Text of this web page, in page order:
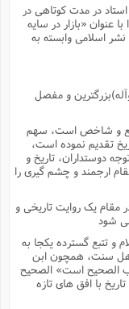
این کتاب را استاد در مدت کوتاهى در
«بازار در سایه
اسلامى وابسته به
و مفصل
بدیع و شاخص است، سهم
تقدیم نموده است،
دوستداران، تاریخ و
ارجمند و چشم گیرى را
مقام یک روایت تاریخى و
شود
و تتبع گسترده یکجا به
سنت، همچون ابن
الصحیح است» الصحیح
با افق هاى تازه